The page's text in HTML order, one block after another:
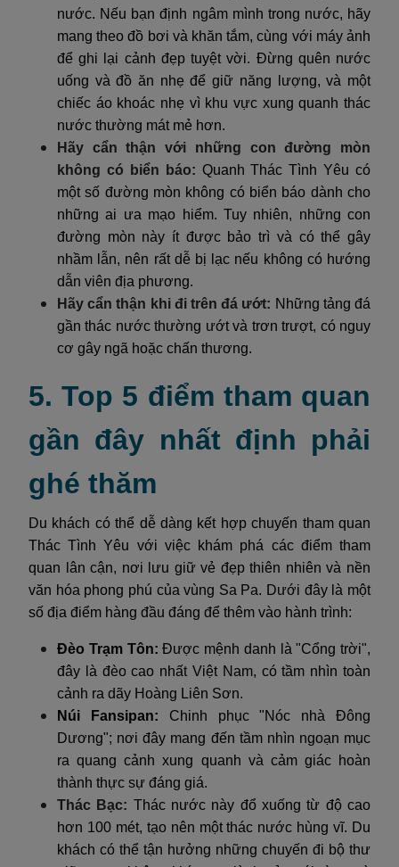
nước. Nếu bạn định ngâm mình trong nước, hãy
mang theo đồ bơi và khăn tắm, cùng với máy ảnh
để ghi lại cảnh đẹp tuyệt vời. Đừng quên nước
uống và đồ ăn nhẹ để giữ năng lượng, và một
chiếc áo khoác nhẹ vì khu vực xung quanh thác
nước thường mát mẻ hơn.
Hãy cẩn thận với những con đường mòn
không có biển báo: Quanh Thác Tình Yêu có
một số đường mòn không có biển báo dành cho
những ai ưa mạo hiểm. Tuy nhiên, những con
đường mòn này ít được bảo trì và có thể gây
nhầm lẫn, nên rất dễ bị lạc nếu không có hướng
dẫn viên địa phương.
Hãy cẩn thận khi đi trên đá ướt: Những tảng đá
gần thác nước thường ướt và trơn trượt, có nguy
cơ gây ngã hoặc chấn thương.
5. Top 5 điểm tham quan
gần đây nhất định phải
ghé thăm
Du khách có thể dễ dàng kết hợp chuyến tham quan
Thác Tình Yêu với việc khám phá các điểm tham
quan lân cận, nơi lưu giữ vẻ đẹp thiên nhiên và nền
văn hóa phong phú của vùng Sa Pa. Dưới đây là một
số địa điểm hàng đầu đáng để thêm vào hành trình:
Đèo Trạm Tôn: Được mệnh danh là "Cổng trời",
đây là đèo cao nhất Việt Nam, có tầm nhìn toàn
cảnh ra dãy Hoàng Liên Sơn.
Núi Fansipan: Chinh phục "Nóc nhà Đông
Dương"; nơi đây mang đến tầm nhìn ngoạn mục
ra quang cảnh xung quanh và cảm giác hoàn
thành thực sự đáng giá.
Thác Bạc: Thác nước này đổ xuống từ độ cao
hơn 100 mét, tạo nên một thác nước hùng vĩ. Du
khách có thể tận hưởng những chuyến đi bộ thư